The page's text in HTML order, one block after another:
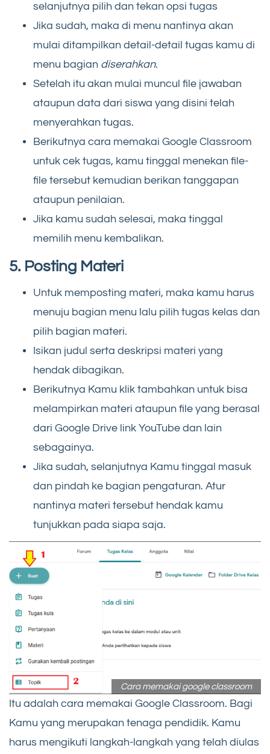
selanjutnya pilih dan tekan opsi tugas
Jika sudah, maka di menu nantinya akan
mulai ditampilkan detail-detail tugas kamu di
menu bagian diserahkan.
Setelah itu akan mulai muncul file jawaban
ataupun data dari siswa yang disini telah
menyerahkan tugas.
Berikutnya cara memakai Google Classroom
untuk cek tugas, kamu tinggal menekan file-
file tersebut kemudian berikan tanggapan
ataupun penilaian.
Jika kamu sudah selesai, maka tinggal
memilih menu kembalikan.
5. Posting Materi
Untuk memposting materi, maka kamu harus
menuju bagian menu lalu pilih tugas kelas dan
pilih bagian materi.
Isikan judul serta deskripsi materi yang
hendak dibagikan.
Berikutnya Kamu klik tambahkan untuk bisa
melampirkan materi ataupun file yang berasal
dari Google Drive link YouTube dan lain
sebagainya.
Jika sudah, selanjutnya Kamu tinggal masuk
dan pindah ke bagian pengaturan. Atur
nantinya materi tersebut hendak kamu
tunjukkan pada siapa saja.
Cara memakai google classroom
Itu adalah cara memakai Google Classroom. Bagi
Kamu yang merupakan tenaga pendidik. Kamu
harus mengikuti langkah-langkah yang telah diulas